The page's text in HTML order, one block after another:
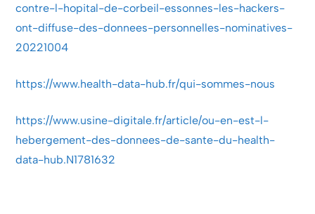
contre-l-hopital-de-corbeil-essonnes-les-hackers-
ont-diffuse-des-donnees-personnelles-nominatives-
20221004
https://www.health-data-hub.fr/qui-sommes-nous
https://www.usine-digitale.fr/article/ou-en-est-l-
hebergement-des-donnees-de-sante-du-health-
data-hub.N1781632